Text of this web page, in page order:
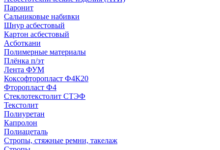
Паронит
Сальниковые набивки
Шнур асбестовый
Картон асбестовый
Асботкани
Полимерные материалы
Плёнка п/эт
Лента ФУМ
Коксофторопласт Ф4К20
Фторопласт Ф4
Стеклотекстолит СТЭФ
Текстолит
Полиуретан
Капролон
Полиацеталь
Стропы, стяжные ремни, такелаж